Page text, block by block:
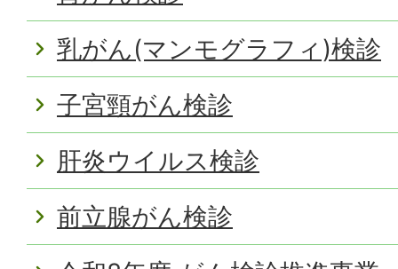
乳がん(マンモグラフィ)検診
子宮頸がん検診
肝炎ウイルス検診
前立腺がん検診